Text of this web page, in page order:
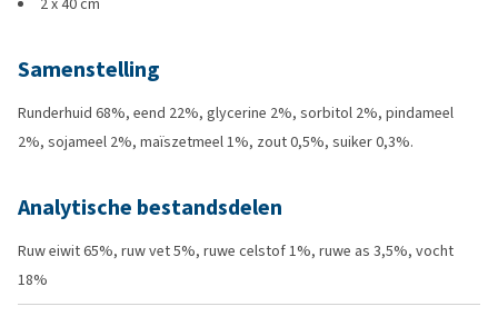
Samenstelling
Runderhuid 68%, eend 22%, glycerine 2%, sorbitol 2%, pindameel
2%, sojameel 2%, maïszetmeel 1%, zout 0,5%, suiker 0,3%.
Analytische bestandsdelen
Ruw eiwit 65%, ruw vet 5%, ruwe celstof 1%, ruwe as 3,5%, vocht
18%